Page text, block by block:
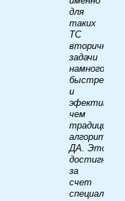
для
таких
ТС
вторичные
задачи
намного
быстрее
и
эфективнее,
чем
алгоритм
ДА. Это
достигнуто
за
счет